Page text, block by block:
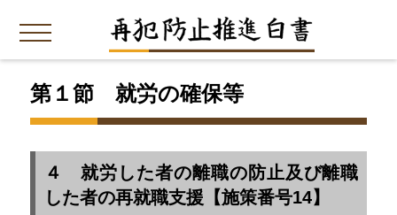
第１節 就労の確保等
４ 就労した者の離職の防止及び離職
した者の再就職支援【施策番号14】